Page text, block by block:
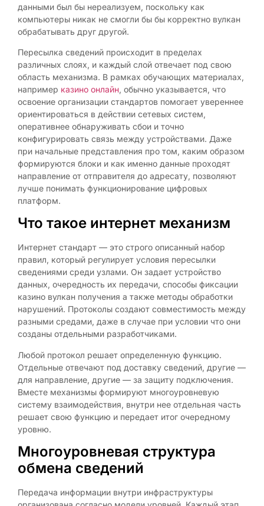
данными был бы нереализуем, поскольку как
компьютеры никак не смогли бы бы корректно вулкан
обрабатывать друг другой.
Пересылка сведений происходит в пределах
различных слоях, и каждый слой отвечает под свою
область механизма. В рамках обучающих материалах,
например казино онлайн, обычно указывается, что
освоение организации стандартов помогает увереннее
ориентироваться в действии сетевых систем,
оперативнее обнаруживать сбои и точно
конфигурировать связь между устройствами. Даже
при начальные представления про том, каким образом
формируются блоки и как именно данные проходят
направление от отправителя до адресату, позволяют
лучше понимать функционирование цифровых
платформ.
Что такое интернет механизм
Интернет стандарт — это строго описанный набор
правил, который регулирует условия пересылки
сведениями среди узлами. Он задает устройство
данных, очередность их передачи, способы фиксации
казино вулкан получения а также методы обработки
нарушений. Протоколы создают совместимость между
разными средами, даже в случае при условии что они
созданы отдельными разработчиками.
Любой протокол решает определенную функцию.
Отдельные отвечают под доставку сведений, другие —
для направление, другие — за защиту подключения.
Вместе механизмы формируют многоуровневую
систему взаимодействия, внутри нее отдельная часть
решает свою функцию и передает итог очередному
уровню.
Многоуровневая структура
обмена сведений
Передача информации внутри инфраструктуры